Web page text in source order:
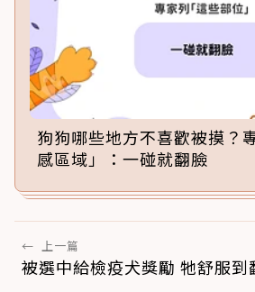
狗狗哪些地方不喜歡被摸？
感區域」：一碰就翻臉
← 上一篇
被選中給檢疫犬獎勵 牠舒服到